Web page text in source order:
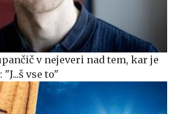
v nejeveri nad tem, kar je
vse to"